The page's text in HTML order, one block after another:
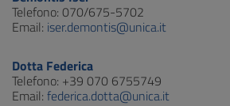
Telefono: 070/675-5702
Email: iser.demontis@unica.it
Dotta Federica
Telefono: +39 070 6755749
Email: federica.dotta@unica.it